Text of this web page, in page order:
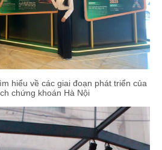
hiểu về các giai đoạn phát triển của
chứng khoán Hà Nội